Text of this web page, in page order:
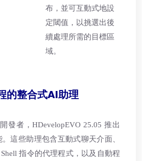
布，並可互動式地設
定閾值，以挑選出後
續處理所需的目標區
域。
的整合式AI助理
發者，HDevelopEVO 25.05 推出
這些助理包含互動式聊天介面、
指令的代理程式，以及自動程